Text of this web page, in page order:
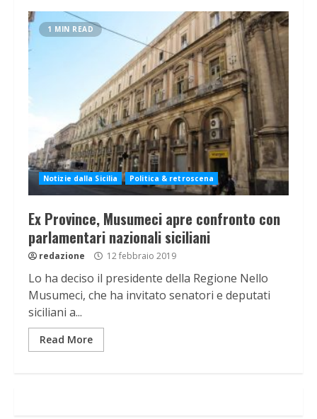
1 MIN READ
Notizie dalla Sicilia Politica & retroscena
Ex Province, Musumeci apre confronto con
parlamentari nazionali siciliani
redazione 12 febbraio 2019
Lo ha deciso il presidente della Regione Nello
Musumeci, che ha invitato senatori e deputati
siciliani a...
Read More